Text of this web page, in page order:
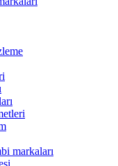
markaları